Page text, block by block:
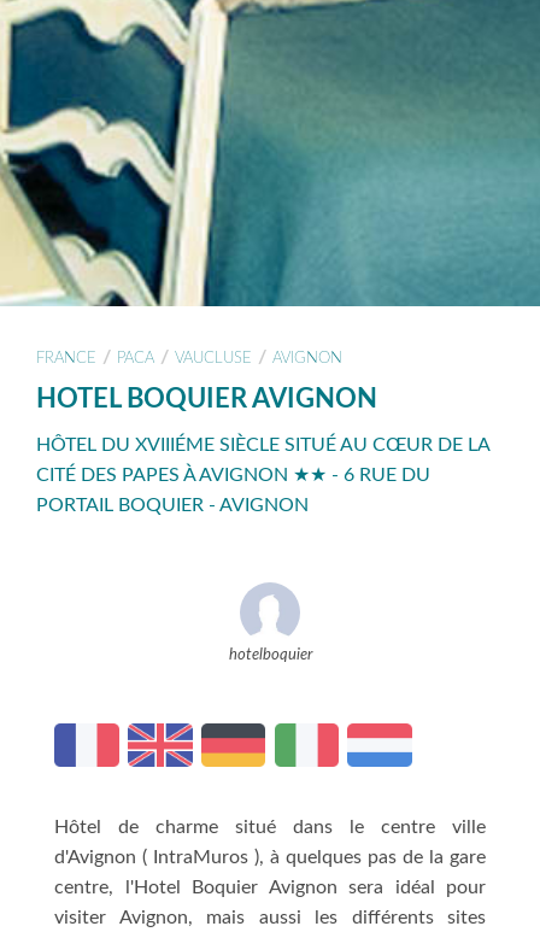
FRANCE / PACA / VAUCLUSE / AVIGNON
HOTEL BOQUIER AVIGNON
HÔTEL DU XVIIIÉME SIÈCLE SITUÉ AU CŒUR DE LA
CITÉ DES PAPES À AVIGNON ★★ - 6 RUE DU
PORTAIL BOQUIER - AVIGNON
hotelboquier
Hôtel de charme situé dans le centre ville
d'Avignon ( IntraMuros ), à quelques pas de la gare
centre, l'Hotel Boquier Avignon sera idéal pour
visiter Avignon, mais aussi les différents sites